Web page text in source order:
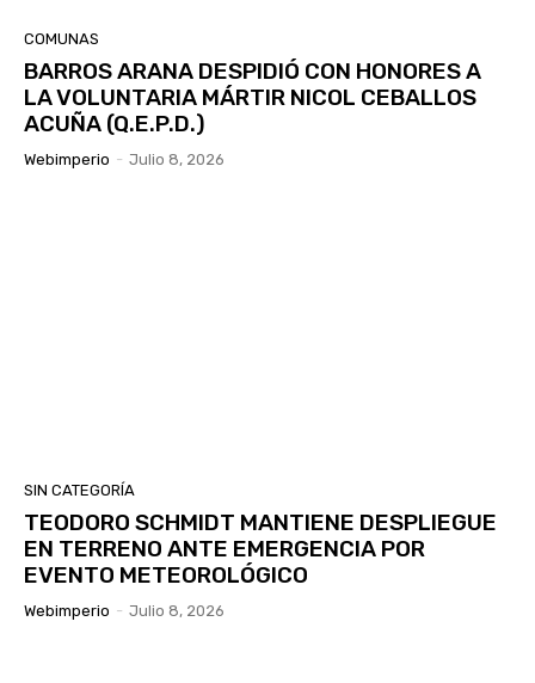
COMUNAS
BARROS ARANA DESPIDIÓ CON HONORES A
LA VOLUNTARIA MÁRTIR NICOL CEBALLOS
ACUÑA (Q.E.P.D.)
Webimperio - Julio 8, 2026
SIN CATEGORÍA
TEODORO SCHMIDT MANTIENE DESPLIEGUE
EN TERRENO ANTE EMERGENCIA POR
EVENTO METEOROLÓGICO
Webimperio - Julio 8, 2026